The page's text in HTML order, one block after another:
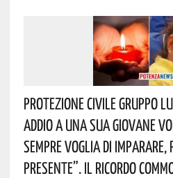
Protezione Civile Gruppo
Addio A Una Sua Giovane
Sempre Voglia Di
Presente”. Il Ricordo